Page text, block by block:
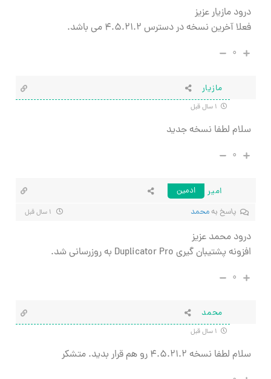
درود مازیار عزیز
فعلا آخرین نسخه در دسترس ۴.۵.۲۱.۲ می باشد.
۰
مازیار
سلام لطفا نسخه جدید
۰
امیر
ادمین
پاسخ بهمحمد
درود محمد عزیز
افزونه پشتیبان گیری Duplicator Pro به روزرسانی شد.
۰
محمد
سلام لطفا نسخه ۴.۵.۲۱.۲ رو هم قرار بدید. متشکر